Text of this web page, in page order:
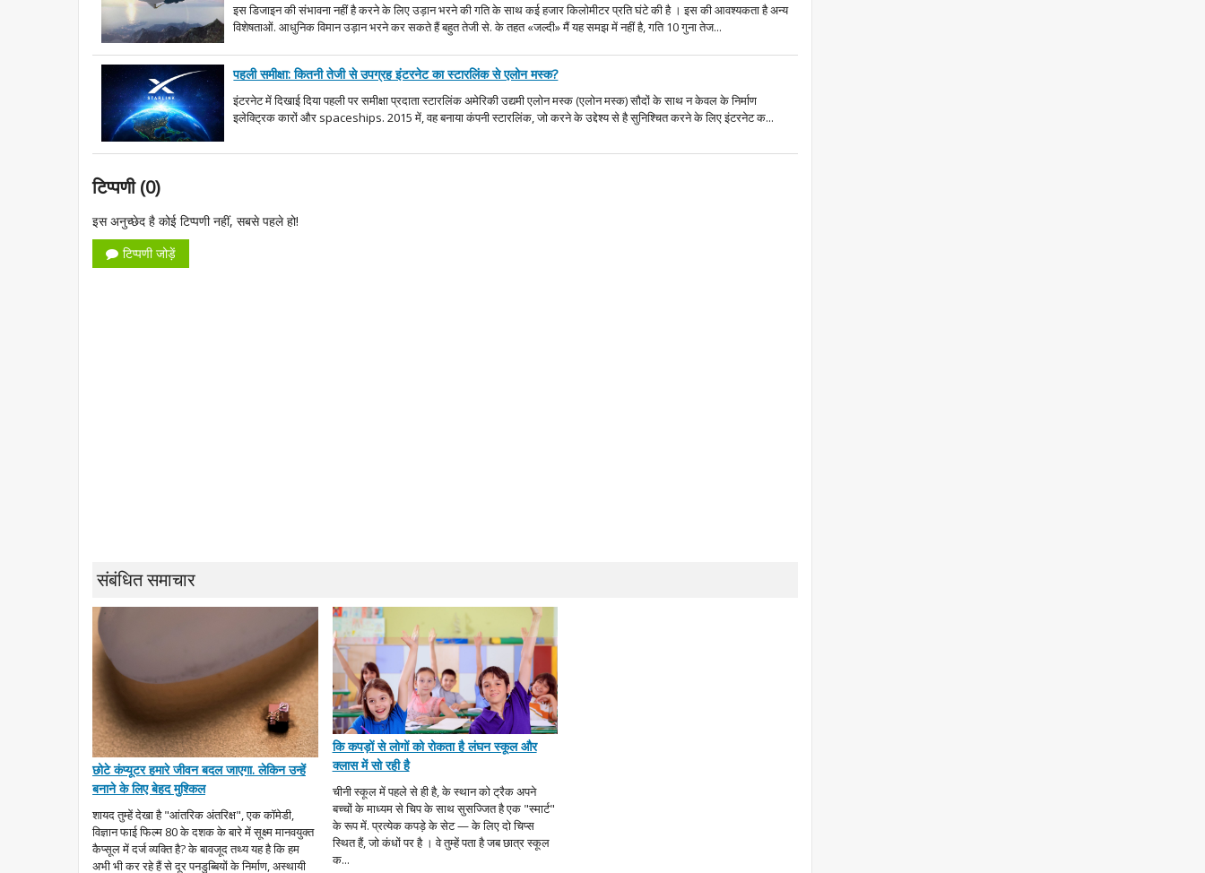
इस डिजाइन की संभावना नहीं है करने के लिए उड़ान भरने की गति के साथ कई हजार किलोमीटर प्रति घंटे की है । इस की आवश्यकता है अन्य
विशेषताओं. आधुनिक विमान उड़ान भरने कर सकते हैं बहुत तेजी से. के तहत «जल्दी» मैं यह समझ में नहीं है, गति 10 गुना तेज...
पहली समीक्षा: कितनी तेजी से उपग्रह इंटरनेट का स्टारलिंक से एलोन मस्क?
इंटरनेट में दिखाई दिया पहली पर समीक्षा प्रदाता स्टारलिंक अमेरिकी उद्यमी एलोन मस्क (एलोन मस्क) सौदों के साथ न केवल के निर्माण
इलेक्ट्रिक कारों और spaceships. 2015 में, वह बनाया कंपनी स्टारलिंक, जो करने के उद्देश्य से है सुनिश्चित करने के लिए इंटरनेट क...
टिप्पणी (0)
इस अनुच्छेद है कोई टिप्पणी नहीं, सबसे पहले हो!
टिप्पणी जोड़ें
संबंधित समाचार
छोटे कंप्यूटर हमारे जीवन बदल जाएगा. लेकिन उन्हें
बनाने के लिए बेहद मुश्किल
शायद तुम्हें देखा है "आंतरिक अंतरिक्ष", एक कॉमेडी,
विज्ञान फाई फिल्म 80 के दशक के बारे में सूक्ष्म मानवयुक्त
कैप्सूल में दर्ज व्यक्ति है? के बावजूद तथ्य यह है कि हम
अभी भी कर रहे हैं से दूर पनडुब्बियों के निर्माण, अस्थायी
कि कपड़ों से लोगों को रोकता है लंघन स्कूल और
क्लास में सो रही है
चीनी स्कूल में पहले से ही है, के स्थान को ट्रैक अपने
बच्चों के माध्यम से चिप के साथ सुसज्जित है एक "स्मार्ट"
के रूप में. प्रत्येक कपड़े के सेट — के लिए दो चिप्स
स्थित हैं, जो कंधों पर है । वे तुम्हें पता है जब छात्र स्कूल
क...